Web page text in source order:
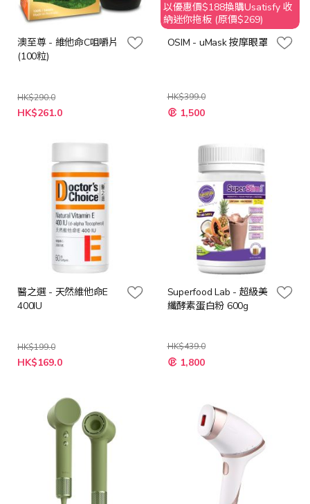
澳至尊 - 維他命C咀嚼片
(100粒)
HK$290.0
特
殊
HK$261.0
以優惠價$188換購Usatisfy 收
納迷你拖板 (原價$269)
OSIM - uMask 按摩眼罩
HK$399.0
特
殊 1,500
醫之選 - 天然維他命E
400IU
HK$199.0
特
殊
HK$169.0
Superfood Lab - 超級美
纖酵素蛋白粉 600g
HK$439.0
特
殊 1,800